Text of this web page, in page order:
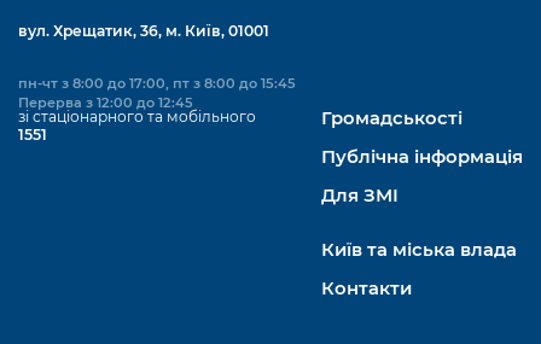
вул. Хрещатик, 36, м. Київ, 01001
пн-чт з 8:00 до 17:00, пт з 8:00 до 15:45
Перерва з 12:00 до 12:45
зі стаціонарного та мобільного
1551
Громадськості
Публічна інформація
Для ЗМІ
Київ та міська влада
Контакти